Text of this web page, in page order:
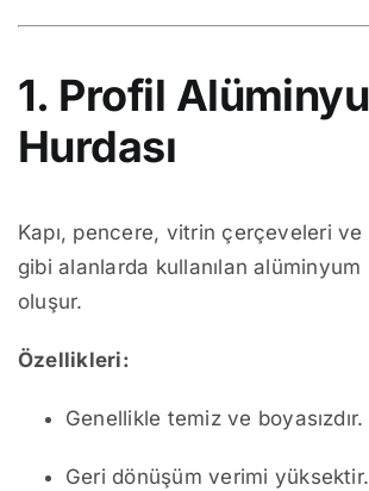
1. Profil
Hurdası
Kapı, pencere, vitrin çerçeveleri ve
gibi alanlarda kullanılan
oluşur.
Özellikleri:
Genellikle temiz ve boyasızdır.
Geri dönüşüm verimi yüksektir.